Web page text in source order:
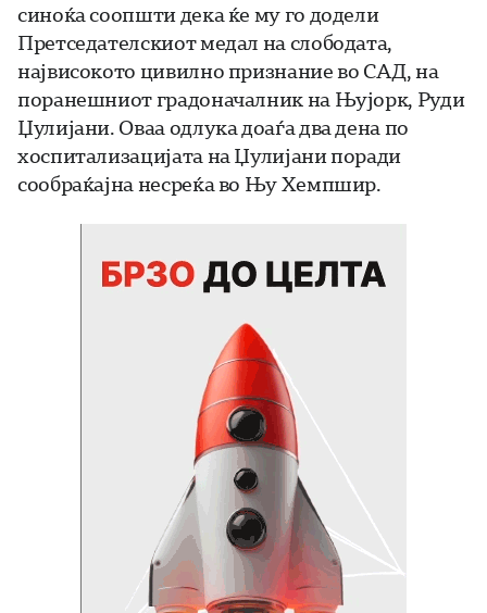
синоќа соопшти дека ќе му го додели
Претседателскиот медал на слободата,
највисокото цивилно признание во САД, на
поранешниот градоначалник на Њујорк, Руди
Џулијани. Оваа одлука доаѓа два дена по
хоспитализацијата на Џулијани поради
сообраќајна несреќа во Њу Хемпшир.